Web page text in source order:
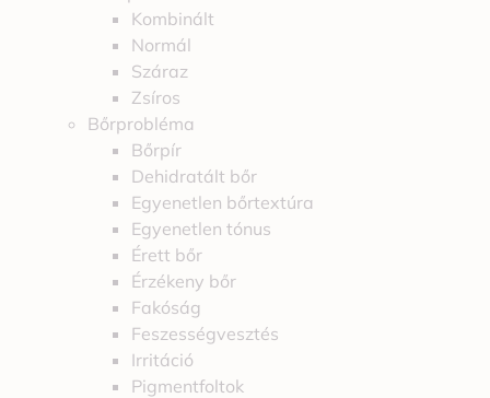
Kombinált
Normál
Száraz
Zsíros
Bőrprobléma
Bőrpír
Dehidratált bőr
Egyenetlen bőrtextúra
Egyenetlen tónus
Érett bőr
Érzékeny bőr
Fakóság
Feszességvesztés
Irritáció
Pigmentfoltok